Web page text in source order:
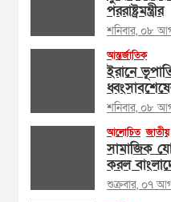
পররাষ্ট্রমন্ত্রীর
শনিবার, ০৮
আন্তর্জাতিক
ইরানে
শনিবার, ০৮
আলোচিত জাতীয়
সামাজিক
করল
শুক্রবার, ০৭